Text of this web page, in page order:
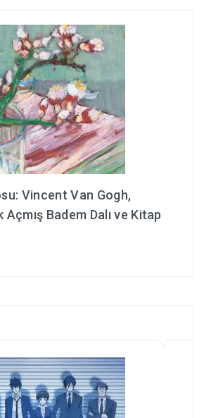
Vincent Van Gogh,
Badem Dalı ve Kitap